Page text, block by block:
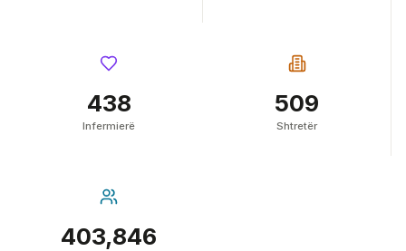
438
Infermierë
509
Shtretër
403,846